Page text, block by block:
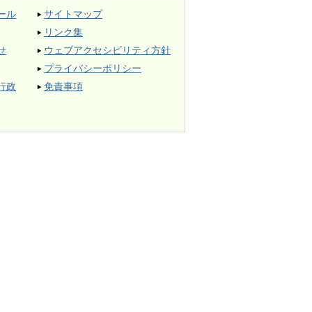
ル
政
サイトマップ
リンク集
ウェブアクセシビリティ方針
プライバシーポリシー
免責事項